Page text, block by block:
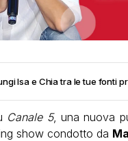
Isa e Chia tra le tue fonti
Canale 5, una nuova
show condotto da